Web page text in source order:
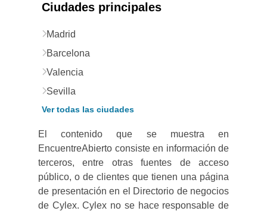
Ciudades principales
Madrid
Barcelona
Valencia
Sevilla
Ver todas las ciudades
El contenido que se muestra en
EncuentreAbierto consiste en información de
terceros, entre otras fuentes de acceso
público, o de clientes que tienen una página
de presentación en el Directorio de negocios
de Cylex. Cylex no se hace responsable de